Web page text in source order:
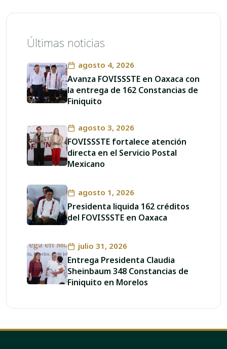
Últimas noticias
agosto 4, 2026
Avanza FOVISSSTE en Oaxaca con
la entrega de 162 Constancias de
Finiquito
agosto 3, 2026
FOVISSSTE fortalece atención
directa en el Servicio Postal
Mexicano
agosto 1, 2026
Presidenta liquida 162 créditos
del FOVISSSTE en Oaxaca
julio 31, 2026
Entrega Presidenta Claudia
Sheinbaum 348 Constancias de
Finiquito en Morelos